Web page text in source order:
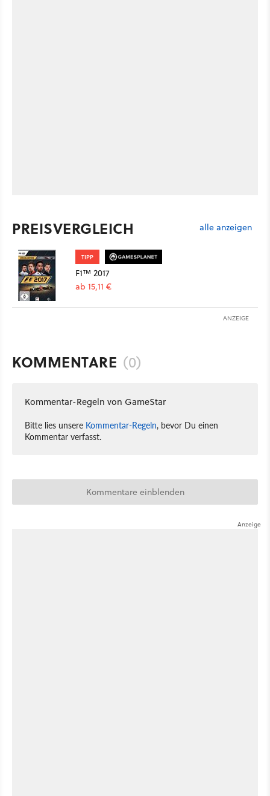
PREISVERGLEICH alle anzeigen
TIPP
F1™ 2017
ab 15,11 €
ANZEIGE
KOMMENTARE (0)
Kommentar-Regeln von GameStar
Bitte lies unsere Kommentar-Regeln, bevor Du einen
Kommentar verfasst.
Kommentare einblenden